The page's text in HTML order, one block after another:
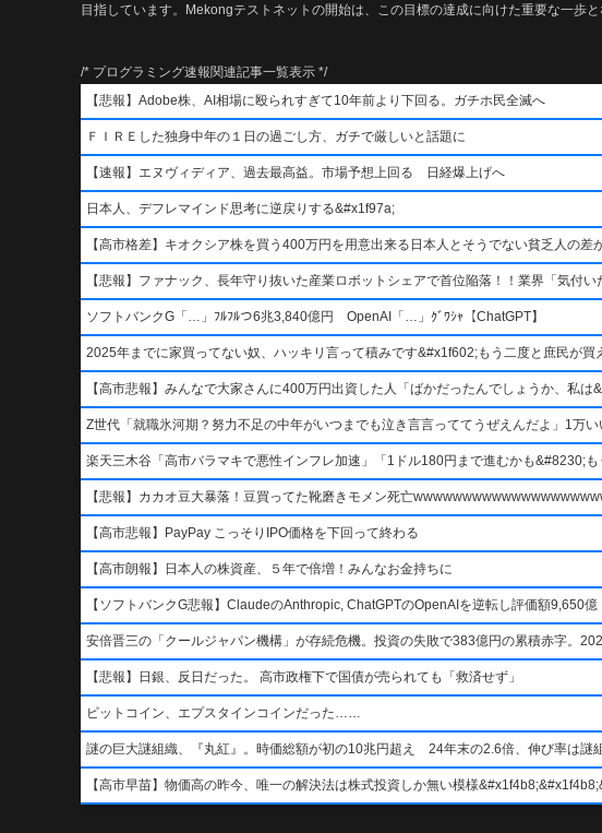
目指しています。Mekongテストネットの開始は、この目標の達成に向けた重要な一歩と
/* プログラミング速報関連記事一覧表示 */
【悲報】Adobe株、AI相場に殴られすぎて10年前より下回る。ガチホ民全滅へ
ＦＩＲＥした独身中年の１日の過ごし方、ガチで厳しいと話題に
【速報】エヌヴィディア、過去最高益。市場予想上回る 日経爆上げへ
日本人、デフレマインド思考に逆戻りする&#x1f97a;
【高市格差】キオクシア株を買う400万円を用意出来る日本人とそうでない貧乏人の差
【悲報】ファナック、長年守り抜いた産業ロボットシェアで首位陥落！！業界「気付
ソフトバンクG「…」ﾌﾙﾌﾙつ6兆3,840億円 OpenAI「…」ｸﾞﾜｼｬ【ChatGPT】
2025年までに家買ってない奴、ハッキリ言って積みです&#x1f602;もう二度と庶民が
【高市悲報】みんなで大家さんに400万円出資した人「ばかだったんでしょうか、私は
Z世代「就職氷河期？努力不足の中年がいつまでも泣き言言っててうぜえんだよ」1万い
楽天三木谷「高市バラマキで悪性インフレ加速」「1ドル180円まで進むかも&#8230;も
【悲報】カカオ豆大暴落！豆買ってた靴磨きモメン死亡
【高市悲報】PayPay こっそりIPO価格を下回って終わる
【高市朗報】日本人の株資産、５年で倍増！みんなお金持ちに
【ソフトバンクG悲報】ClaudeのAnthropic, ChatGPTのOpenAIを逆転し評価額9,650
安倍晋三の「クールジャパン機構」が存続危機。投資の失敗で383億円の累積赤字。
【悲報】日銀、反日だった。 高市政権下で国債が売られても「救済せず」
ビットコイン、エプスタインコインだった……
謎の巨大謎組織、『丸紅』。時価総額が初の10兆円超え 24年末の2.6倍、伸び率は謎
【高市早苗】物価高の昨今、唯一の解決法は株式投資しか無い模様